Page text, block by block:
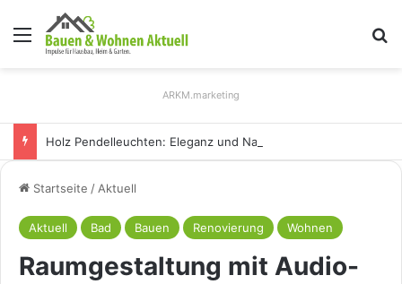
Menü
ARKM.marketing
Startseite / Aktuell
Aktuell Bad Bauen Renovierung Wohnen
Raumgestaltung mit Audio-